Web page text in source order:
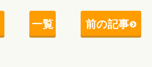
一覧 前の記事